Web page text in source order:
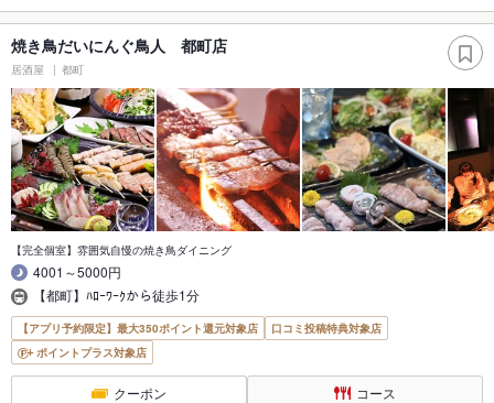
焼き鳥だいにんぐ鳥人 都町店
居酒屋 都町
【完全個室】雰囲気自慢の焼き鳥ダイニング
4001～5000円
【都町】ﾊﾛｰﾜｰｸから徒歩1分
【アプリ予約限定】最大350ポイント還元対象店
口コミ投稿特典対象店
ポイントプラス対象店
クーポン コース